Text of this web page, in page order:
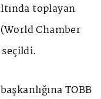
toplayan
Chamber
TOBB